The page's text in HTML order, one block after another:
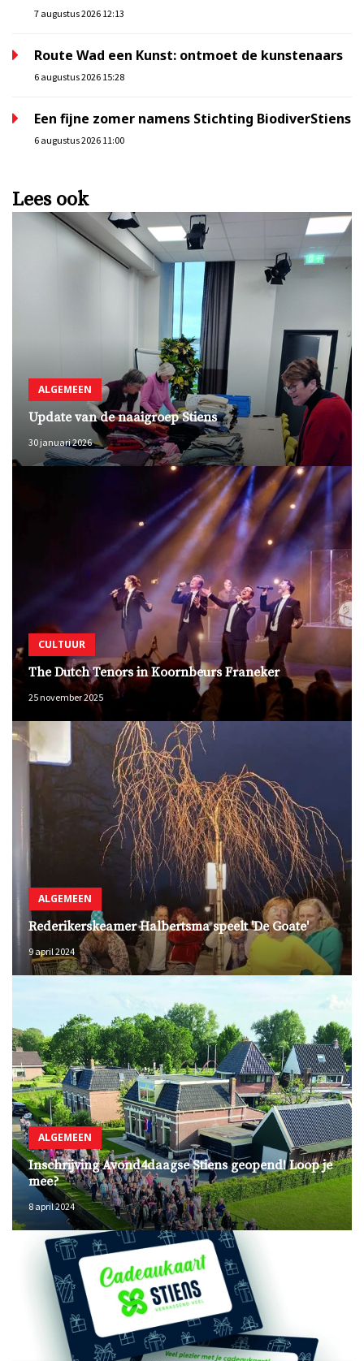
7 augustus 2026 12:13
Route Wad een Kunst: ontmoet de kunstenaars
6 augustus 2026 15:28
Een fijne zomer namens Stichting BiodiverStiens
6 augustus 2026 11:00
Lees ook
ALGEMEEN
Update van de naaigroep Stiens
30 januari 2026
CULTUUR
The Dutch Tenors in Koornbeurs Franeker
25 november 2025
ALGEMEEN
Rederikerskeamer Halbertsma speelt 'De Goate'
9 april 2024
ALGEMEEN
Inschrijving Avond4daagse Stiens geopend! Loop je
mee?
8 april 2024